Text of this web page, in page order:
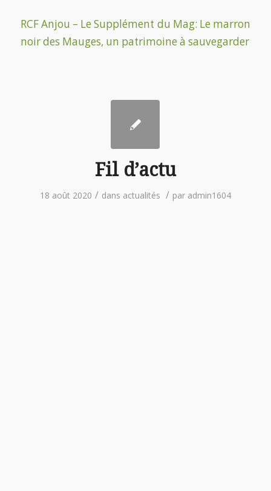
RCF Anjou – Le Supplément du Mag: Le marron
noir des Mauges, un patrimoine à sauvegarder
Fil d’actu
18 août 2020 / dans actualités / par admin1604